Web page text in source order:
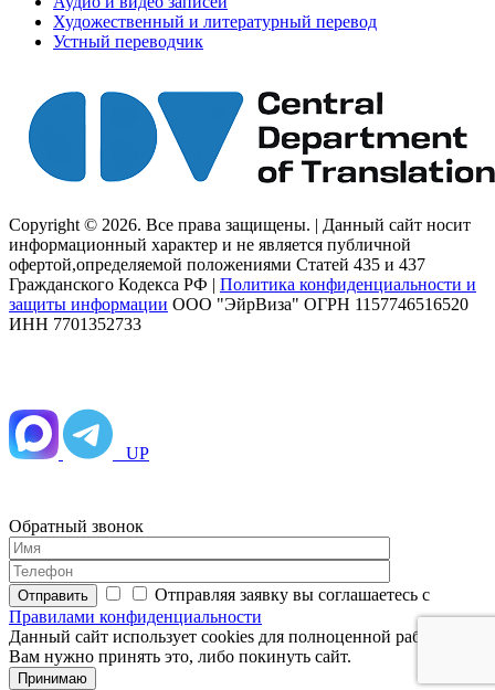
Художественный и литературный перевод
Устный переводчик
Copyright © 2026. Все права защищены. | Данный сайт носит
информационный характер и не является публичной
офертой,определяемой положениями Статей 435 и 437
Гражданского Кодекса РФ | Политика конфиденциальности и
защиты информации ООО "ЭйрВиза" ОГРН 1157746516520
ИНН 7701352733
UP
Обратный звонок
Отправить
Отправляя заявку вы соглашаетесь с
Правилами конфиденциальности
Данный сайт использует cookies для полноценной работы.
Вам нужно принять это, либо покинуть сайт.
Принимаю